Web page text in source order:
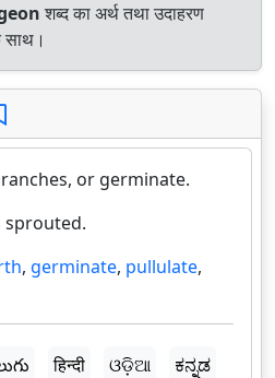
शब्द का अर्थ तथा उदाहरण
साथ।
or germinate.
sprouted.
, germinate, pullulate,
हिन्दी ଓଡ଼ିଆ
ಕನ್ನಡ